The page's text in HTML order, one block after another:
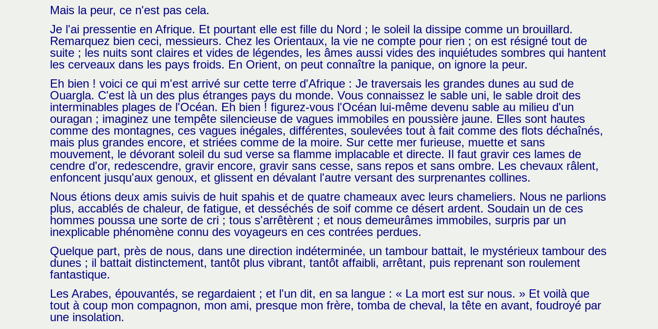
Mais la peur, ce n'est pas cela.
Je l'ai pressentie en Afrique. Et pourtant elle est fille du Nord ; le soleil la dissipe comme un brouillard.
Remarquez bien ceci, messieurs. Chez les Orientaux, la vie ne compte pour rien ; on est résigné tout de
suite ; les nuits sont claires et vides de légendes, les âmes aussi vides des inquiétudes sombres qui hantent
les cerveaux dans les pays froids. En Orient, on peut connaître la panique, on ignore la peur.
Eh bien ! voici ce qui m'est arrivé sur cette terre d'Afrique : Je traversais les grandes dunes au sud de
Ouargla. C'est là un des plus étranges pays du monde. Vous connaissez le sable uni, le sable droit des
interminables plages de l'Océan. Eh bien ! figurez-vous l'Océan lui-même devenu sable au milieu d'un
ouragan ; imaginez une tempête silencieuse de vagues immobiles en poussière jaune. Elles sont hautes
comme des montagnes, ces vagues inégales, différentes, soulevées tout à fait comme des flots déchaînés,
mais plus grandes encore, et striées comme de la moire. Sur cette mer furieuse, muette et sans
mouvement, le dévorant soleil du sud verse sa flamme implacable et directe. Il faut gravir ces lames de
cendre d'or, redescendre, gravir encore, gravir sans cesse, sans repos et sans ombre. Les chevaux râlent,
enfoncent jusqu'aux genoux, et glissent en dévalant l'autre versant des surprenantes collines.
Nous étions deux amis suivis de huit spahis et de quatre chameaux avec leurs chameliers. Nous ne parlions
plus, accablés de chaleur, de fatigue, et desséchés de soif comme ce désert ardent. Soudain un de ces
hommes poussa une sorte de cri ; tous s'arrêtèrent ; et nous demeurâmes immobiles, surpris par un
inexplicable phénomène connu des voyageurs en ces contrées perdues.
Quelque part, près de nous, dans une direction indéterminée, un tambour battait, le mystérieux tambour des
dunes ; il battait distinctement, tantôt plus vibrant, tantôt affaibli, arrêtant, puis reprenant son roulement
fantastique.
Les Arabes, épouvantés, se regardaient ; et l'un dit, en sa langue : « La mort est sur nous. » Et voilà que
tout à coup mon compagnon, mon ami, presque mon frère, tomba de cheval, la tête en avant, foudroyé par
une insolation.